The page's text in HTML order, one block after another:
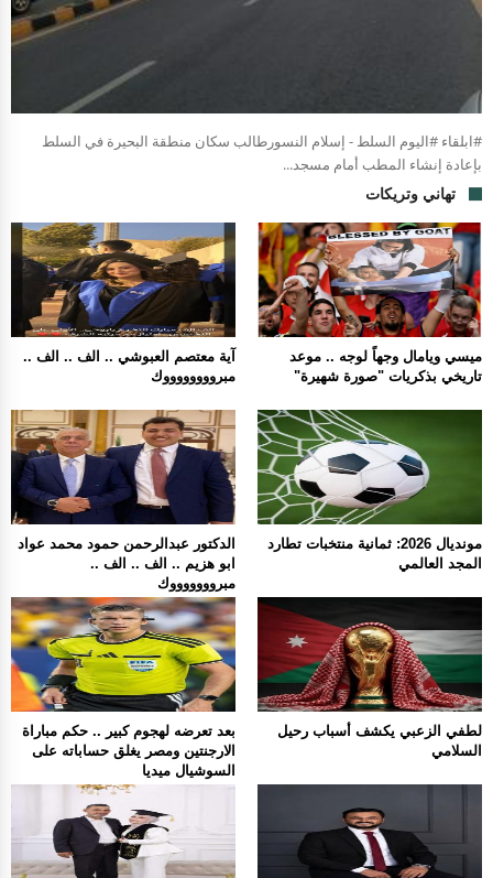
#ابلقاء #اليوم السلط - إسلام النسورطالب سكان منطقة البحيرة في السلط
بإعادة إنشاء المطب أمام مسجد...
تهاني وتريكات
آية معتصم العبوشي .. الف .. الف ..
مبرووووووووك
ميسي ويامال وجهاً لوجه .. موعد
تاريخي بذكريات "صورة شهيرة"
الدكتور عبدالرحمن حمود محمد عواد
ابو هزيم .. الف .. الف ..
مبروووووووك
مونديال 2026: ثمانية منتخبات تطارد
المجد العالمي
بعد تعرضه لهجوم كبير .. حكم مباراة
الارجنتين ومصر يغلق حساباته على
السوشيال ميديا
لطفي الزعبي يكشف أسباب رحيل
السلامي